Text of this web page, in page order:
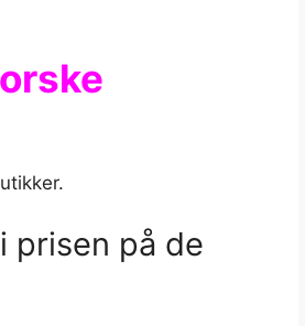
prisen på de